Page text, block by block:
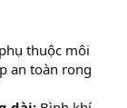
thuộc môi
an toàn rong